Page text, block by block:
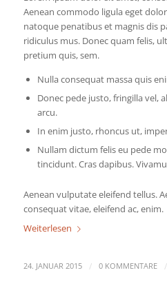
Aenean commodo ligula eget
natoque penatibus et magnis dis
ridiculus mus. Donec quam felis,
pretium quis, sem.
Nulla consequat massa quis
Donec pede justo, fringilla vel,
arcu.
In enim justo, rhoncus ut,
Nullam dictum felis eu pede
tincidunt. Cras dapibus.
Aenean vulputate eleifend tellus.
consequat vitae, eleifend ac, enim.
Weiterlesen
24. JANUAR 2015 / 0 KOMMENTARE /